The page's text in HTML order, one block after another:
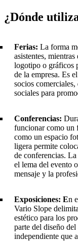
¿Dónde
Ferias: La forma
asistentes,
logotipo o gráficos
de la empresa. Es
socios
sociales para
Conferencias:
funcionar como un
como un espacio
ligera permite
de conferencias.
el lema del evento
mensaje y la
Exposiciones: En
Vario Slope
estético para los
parte del diseño
independiente que